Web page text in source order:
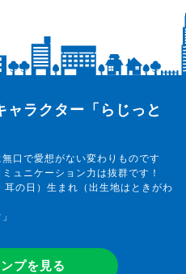
ャラクター「らじっと
口で愛想がない変わりものです
ュニケーション力は抜群です！
の日）生まれ（出生地はときがわ
プを見る